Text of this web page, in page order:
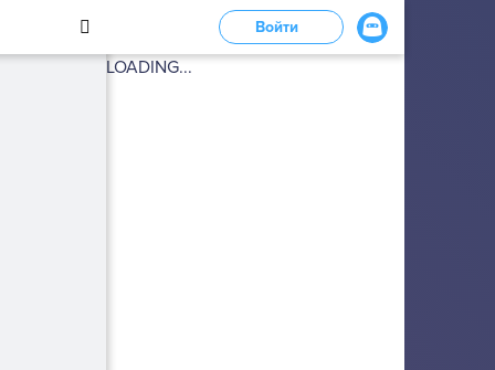
Войти
LOADING...